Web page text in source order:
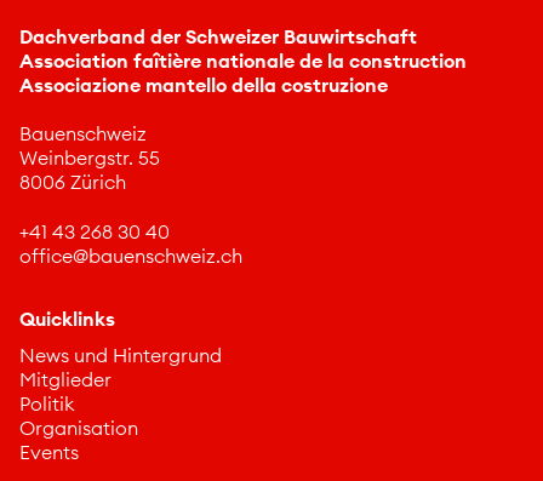
Dachverband der Schweizer Bauwirtschaft
Association faîtière nationale de la construction
Associazione mantello della costruzione
Bauenschweiz
Weinbergstr. 55
8006 Zürich
+41 43 268 30 40
ff c b nschw z ch
Quicklinks
News und Hintergrund
Mitglieder
Politik
Organisation
Events